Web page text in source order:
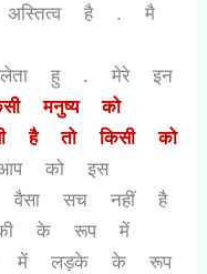
है . मै
हु . मेरे इन
मनुष्य को
है तो किसी को
को इस
वैसा सच नहीं है
के रूप में
में लड़के के रूप